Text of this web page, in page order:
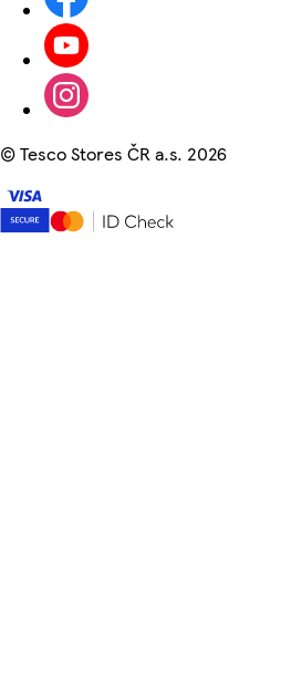
©Tesco Stores ČR a.s. 2026